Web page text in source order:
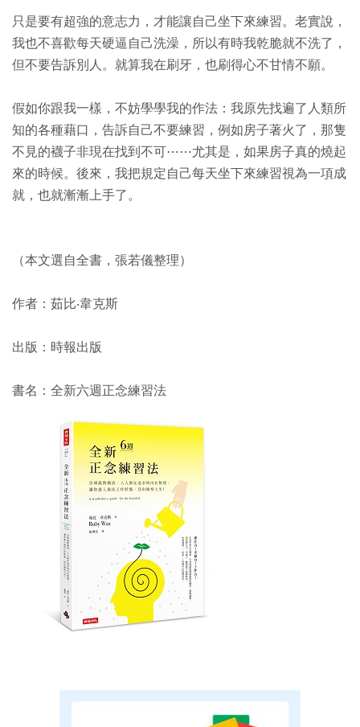
只是要有超強的意志力，才能讓自己坐下來練習。老實說，
我也不喜歡每天硬逼自己洗澡，所以有時我乾脆就不洗了，
但不要告訴別人。就算我在刷牙，也刷得心不甘情不願。
假如你跟我一樣，不妨學學我的作法：我原先找遍了人類所
知的各種藉口，告訴自己不要練習，例如房子著火了，那隻
不見的襪子非現在找到不可⋯⋯尤其是，如果房子真的燒起
來的時候。後來，我把規定自己每天坐下來練習視為一項成
就，也就漸漸上手了。
（本文選自全書，張若儀整理）
作者：茹比‧韋克斯
出版：時報出版
書名：全新六週正念練習法